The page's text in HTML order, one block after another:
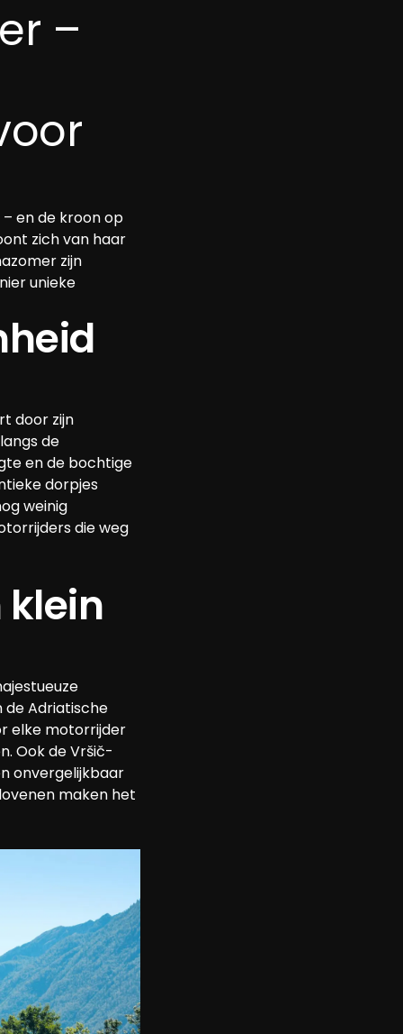
–
en de kroon op
zich van haar
zijn
unieke
door zijn
de
en de bochtige
dorpjes
weinig
die weg
klein
Adriatische
elke motorrijder
Ook de Vršič-
onvergelijkbaar
maken het